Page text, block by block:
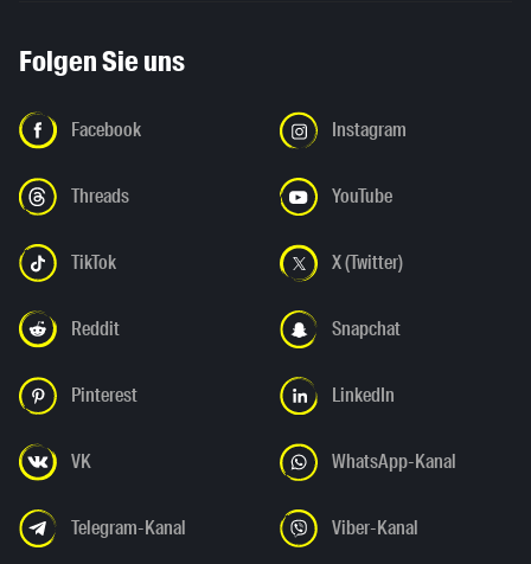
Folgen Sie uns
Facebook Instagram
Threads YouTube
TikTok X (Twitter)
Reddit Snapchat
Pinterest LinkedIn
VK WhatsApp-Kanal
Telegram-Kanal Viber-Kanal